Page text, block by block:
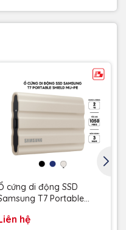
cứng di động SSD
T7 Portable
PE2T0K/WW - Bảo
hệ